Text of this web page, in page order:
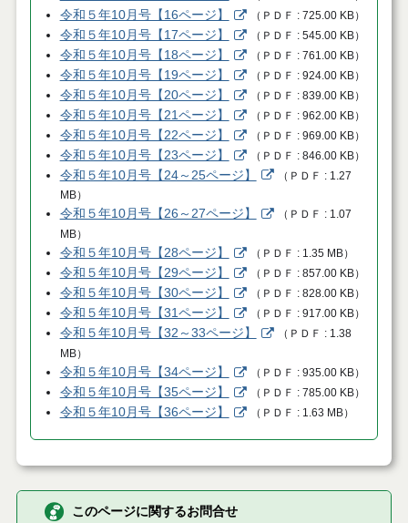
令和５年10月号【16ページ】 （ ＰＤＦ 725.00 KB）
令和５年10月号【17ページ】 （ ＰＤＦ 545.00 KB）
令和５年10月号【18ページ】 （ ＰＤＦ 761.00 KB）
令和５年10月号【19ページ】 （ ＰＤＦ 924.00 KB）
令和５年10月号【20ページ】 （ ＰＤＦ 839.00 KB）
令和５年10月号【21ページ】 （ ＰＤＦ 962.00 KB）
令和５年10月号【22ページ】 （ ＰＤＦ 969.00 KB）
令和５年10月号【23ページ】 （ ＰＤＦ 846.00 KB）
令和５年10月号【24～25ページ】 （ ＰＤＦ
1.27
MB）
令和５年10月号【26～27ページ】 （ ＰＤＦ
1.07
MB）
令和５年10月号【28ページ】 （ ＰＤＦ 1.35 MB）
令和５年10月号【29ページ】 （ ＰＤＦ 857.00 KB）
令和５年10月号【30ページ】 （ ＰＤＦ 828.00 KB）
令和５年10月号【31ページ】 （ ＰＤＦ 917.00 KB）
令和５年10月号【32～33ページ】 （ ＰＤＦ
1.38
MB）
令和５年10月号【34ページ】 （ ＰＤＦ 935.00 KB）
令和５年10月号【35ページ】 （ ＰＤＦ 785.00 KB）
令和５年10月号【36ページ】 （ ＰＤＦ 1.63 MB）
このページに関するお問合せ